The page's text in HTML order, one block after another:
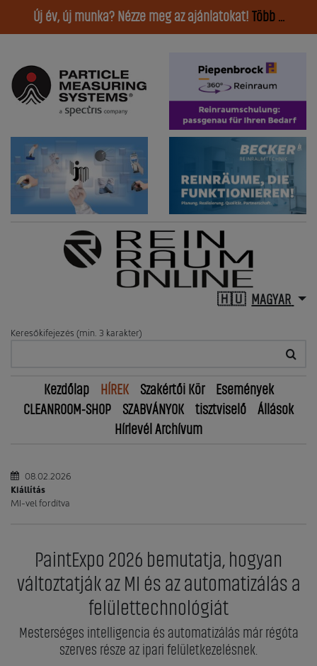
Új év, új munka? Nézze meg az ajánlatokat! Több ...
MAGYAR
Keresőkifejezés (min. 3 karakter)
Kezdőlap HÍREK Szakértői Kör
Események
CLEANROOM-SHOP
SZABVÁNYOK tisztviselő
Állások
Hírlevél Archívum
08.02.2026
Kiállítás
MI-vel fordítva
PaintExpo 2026 bemutatja, hogyan
változtatják az MI és az automatizálás a
felülettechnológiát
Mesterséges intelligencia és automatizálás már régóta
szerves része az ipari felületkezelésnek.